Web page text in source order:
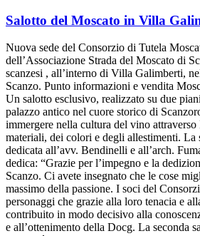
Salotto del Moscato in Villa
Nuova sede del Consorzio di Tutela
dell’Associazione Strada del Moscato di
scanzesi , all’interno di Villa Galimberti,
Scanzo. Punto informazioni e vendita
Un salotto esclusivo, realizzato su due
palazzo antico nel cuore storico di
immergere nella cultura del vino attraverso
materiali, dei colori e degli allestimenti. La
dedicata all’avv. Bendinelli e all’arch.
dedica: “Grazie per l’impegno e la
Scanzo. Ci avete insegnato che le cose
massimo della passione. I soci del
personaggi che grazie alla loro tenacia e
contribuito in modo decisivo alla
e all’ottenimento della Docg. La seconda